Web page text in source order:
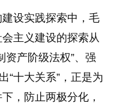
设实践探索中，毛
主义建设的探索从
资产阶级法权”、强
“十大关系”，正是为
，防止两极分化，